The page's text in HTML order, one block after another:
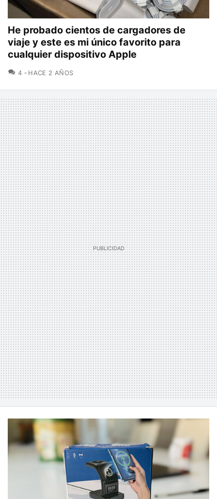
He probado cientos de cargadores de
viaje y este es mi único favorito para
cualquier dispositivo Apple
4 COMENTARIOS
HACE 2 AÑOS